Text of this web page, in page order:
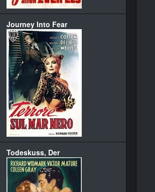
Journey Into Fear
Todeskuss, Der